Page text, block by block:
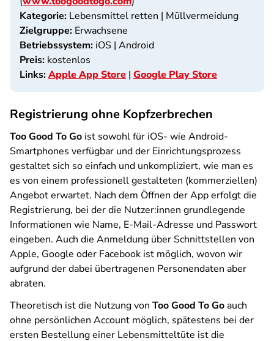
Kategorie: Lebensmittel retten | Müllvermeidung
Zielgruppe: Erwachsene
Betriebssystem: iOS | Android
Preis: kostenlos
Links:Apple App Store | Google Play Store
Registrierung ohne Kopfzerbrechen
Too Good To Go ist sowohl für iOS- wie Android-
Smartphones verfügbar und der Einrichtungsprozess
gestaltet sich so einfach und unkompliziert, wie man es
es von einem professionell gestalteten (kommerziellen)
Angebot erwartet. Nach dem Öffnen der App erfolgt die
Registrierung, bei der die Nutzer:innen grundlegende
Informationen wie Name, E-Mail-Adresse und Passwort
eingeben. Auch die Anmeldung über Schnittstellen von
Apple, Google oder Facebook ist möglich, wovon wir
aufgrund der dabei übertragenen Personendaten aber
abraten.
Theoretisch ist die Nutzung von Too Good To Goauch
ohne persönlichen Account möglich, spätestens bei der
ersten Bestellung einer Lebensmitteltüte ist die